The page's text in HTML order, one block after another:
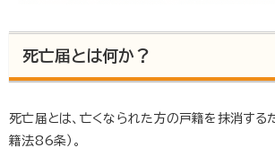
死亡届とは何か？
死亡届とは、亡くなられた方の戸籍を抹消する
籍法86条）。